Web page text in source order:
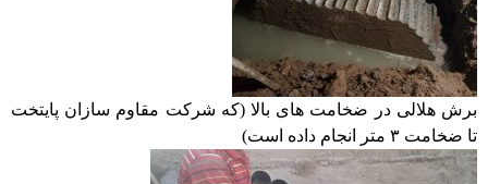
برش هلالی در ضخامت های بالا (که شرکت مقاوم سازان پایتخت
تا ضخامت ۳ متر انجام داده است)